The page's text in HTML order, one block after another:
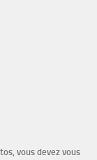
vous devez vous